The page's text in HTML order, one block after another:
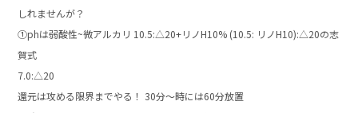
しれませんが？
①phは弱酸性~微アルカリ 10.5:△20+リノH10% (10.5: リノH10):△20の志
賀式
7.0:△20
還元は攻める限界までやる！ 30分〜時には60分放置